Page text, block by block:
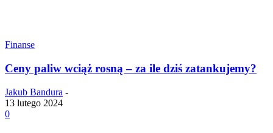
Finanse
Ceny paliw wciąż rosną – za ile dziś zatankujemy?
Jakub Bandura -
13 lutego 2024
0